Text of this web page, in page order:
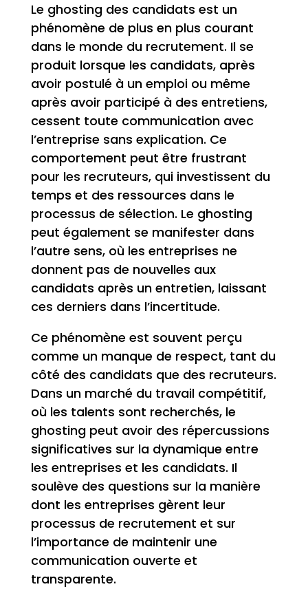
Le ghosting des candidats est un
phénomène de plus en plus courant
dans le monde du recrutement. Il se
produit lorsque les candidats, après
avoir postulé à un emploi ou même
après avoir participé à des entretiens,
cessent toute communication avec
l’entreprise sans explication. Ce
comportement peut être frustrant
pour les recruteurs, qui investissent du
temps et des ressources dans le
processus de sélection. Le ghosting
peut également se manifester dans
l’autre sens, où les entreprises ne
donnent pas de nouvelles aux
candidats après un entretien, laissant
ces derniers dans l’incertitude.
Ce phénomène est souvent perçu
comme un manque de respect, tant du
côté des candidats que des recruteurs.
Dans un marché du travail compétitif,
où les talents sont recherchés, le
ghosting peut avoir des répercussions
significatives sur la dynamique entre
les entreprises et les candidats. Il
soulève des questions sur la manière
dont les entreprises gèrent leur
processus de recrutement et sur
l’importance de maintenir une
communication ouverte et
transparente.